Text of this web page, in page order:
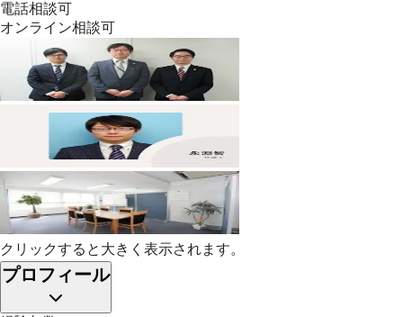
電話相談可
オンライン相談可
クリックすると大きく表示されます。
プロフィール